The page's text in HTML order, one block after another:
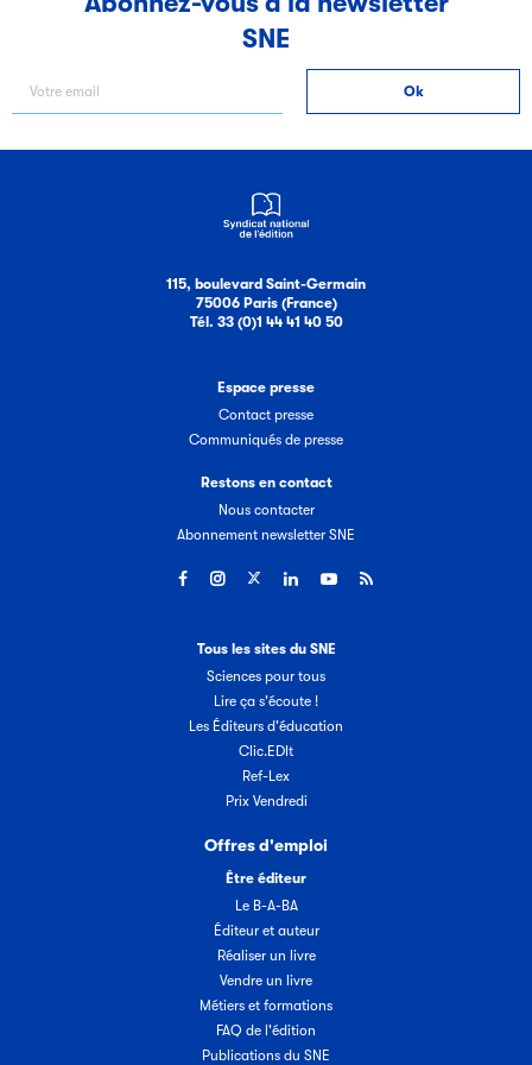
SNE
115, boulevard Saint-Germain
75006 Paris (France)
Tél. 33 (0)1 44 41 40 50
Espace presse
Contact presse
Communiqués de presse
Restons en contact
Nous contacter
Abonnement newsletter SNE
Tous les sites du SNE
Sciences pour tous
Lire ça s'écoute !
Les Éditeurs d'éducation
Clic.EDIt
Ref-Lex
Prix Vendredi
Offres d'emploi
Être éditeur
Le B-A-BA
Éditeur et auteur
Réaliser un livre
Vendre un livre
Métiers et formations
FAQ de l'édition
Publications du SNE
Filéas